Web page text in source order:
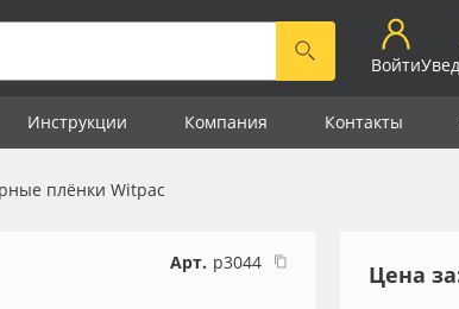
Войти
Инструкции Компания Контакты
плёнки Witpac
Арт. р3044 Цена